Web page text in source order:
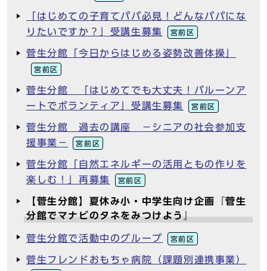
「はじめての子育てパパ必見！どんなパパにな
りたいですか？」受講生募集
宮前区
菅生分館「今日からはじめる姿勢改善体操」
宮前区
菅生分館 「はじめてでも大丈夫！バルーンア
ートでボランティア」受講生募集
宮前区
菅生分館 過去の講座 －シニアの社会参加支
援事業－
宮前区
菅生分館「自然エネルギーの活用ともの作りを
楽しむ！」再募集
宮前区
【菅生分館】夏休み小・中学生向け企画『菅生
分館でマナビのタネをみつけよう』
菅生分館で活動中のグループ 宮前区
菅生フレンドおもちゃ病院（課題別連携事業）